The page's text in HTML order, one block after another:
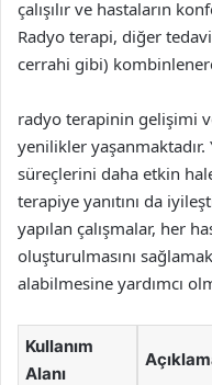
çalışılır ve hastaların
Radyo terapi, diğer
cerrahi gibi)
radyo terapinin gelişimi
yenilikler
süreçlerini daha etkin
terapiye yanıtını da
yapılan çalışmalar, her
oluşturulmasını
alabilmesine yardımcı
Kullanım
Alanı